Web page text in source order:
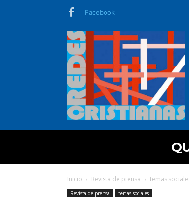
Facebook
Inicio Revista de prensa temas
Revista de prensa temas sociales